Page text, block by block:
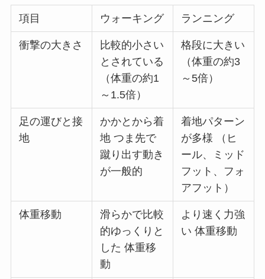
項目 ウォーキング ランニング
衝撃の大きさ
比較的小さい
とされている
（体重の約1
～1.5倍）
格段に大きい
（体重の約3
～5倍）
足の運びと接
地
かかとから着
地 つま先で
蹴り出す動き
が一般的
着地パターン
が多様 （ヒ
ール、ミッド
フット、フォ
アフット）
体重移動
滑らかで比較
的ゆっくりと
した 体重移
動
より速く力強
い 体重移動